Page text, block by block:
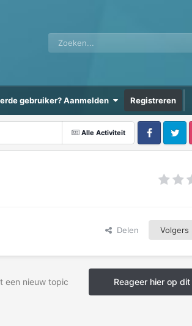
gebruiker? Aanmelden Registreren
Alle Activiteit
Delen Volgers
Reageer hier op
een nieuw topic